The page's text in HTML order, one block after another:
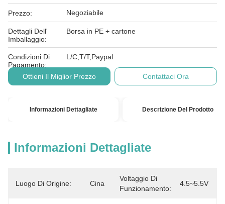
Prezzo: Negoziabile
Dettagli Dell'
Imballaggio:
Borsa in PE + cartone
Condizioni Di
Pagamento:
L/C,T/T,Paypal
Ottieni Il Miglior Prezzo Contattaci Ora
Informazioni Dettagliate Descrizione Del Prodotto
Informazioni Dettagliate
Luogo Di Origine: Cina
Voltaggio Di
Funzionamento:
4.5~5.5V